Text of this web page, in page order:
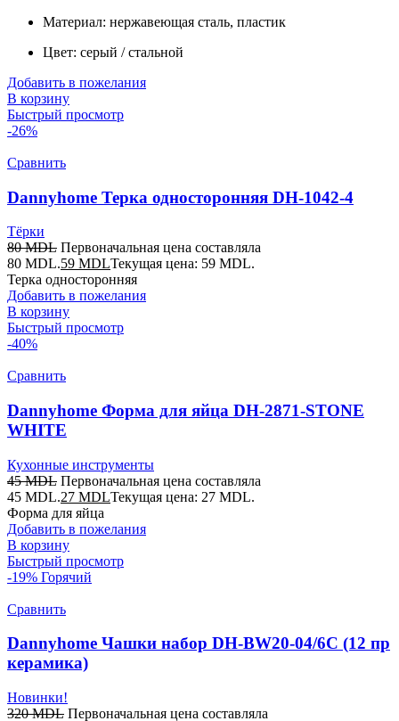
Материал: нержавеющая сталь, пластик
Цвет: серый / стальной
Добавить в пожелания
В корзину
Быстрый просмотр
-26%
Сравнить
Dannyhome Терка односторонняя DH-1042-4
Тёрки
80MDL Первоначальная цена составляла
80 MDL.59 MDLТекущая цена: 59 MDL.
Терка односторонняя
Добавить в пожелания
В корзину
Быстрый просмотр
-40%
Сравнить
Dannyhome Форма для яйца DH-2871-STONE
WHITE
Кухонные инструменты
45MDL Первоначальная цена составляла
45 MDL.27 MDLТекущая цена: 27 MDL.
Форма для яйца
Добавить в пожелания
В корзину
Быстрый просмотр
-19% Горячий
Сравнить
Dannyhome Чашки набор DH-BW20-04/6C (12 пр
керамика)
Новинки!
320MDL Первоначальная цена составляла